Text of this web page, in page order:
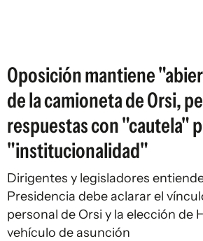
Oposición mantiene
de la camioneta de Orsi,
respuestas con "cautela"
"institucionalidad"
Dirigentes y legisladores
Presidencia debe aclarar el
personal de Orsi y la elección de
vehículo de asunción